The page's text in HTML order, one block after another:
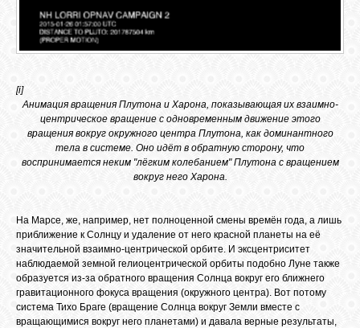
[i]
Анимация вращения Плутона и Харона, показывающая их взаимно-
центрическое вращение с одновременным движение этого
вращения вокруг окружного центра Плутона, как доминантного
тела в системе. Оно идёт в обратную сторону, что
воспринимается неким "лёгким колебанием" Плутона с вращением
вокруг него Харона.
На Марсе, же, например, нет полноценной смены времён года, а лишь
приближение к Солнцу и удаление от него красной планеты на её
значительной взаимно-центрической орбите. И эксцентриситет
наблюдаемой земной гелиоцентрической орбиты подобно Луне также
образуется из-за обратного вращения Солнца вокруг его ближнего
гравитационного фокуса вращения (окружного центра). Вот потому
система Тихо Браге (вращение Солнца вокруг Земли вместе с
вращающимися вокруг него планетами) и давала верные результаты,